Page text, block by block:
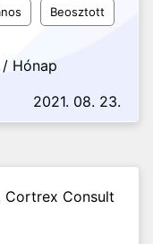
Beosztott
Hónap
2021. 08. 23.
Cortrex Consult